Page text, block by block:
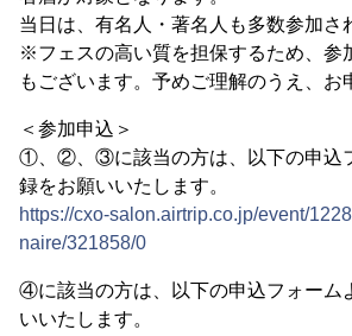
当日は、有名人・著名人も多数参加さ
※フェスの高い質を担保するため、参
もございます。予めご理解のうえ、お
＜参加申込＞
①、②、③に該当の方は、以下の申込
録をお願いいたします。
https://cxo-salon.airtrip.co.jp/event/
naire/321858/0
④に該当の方は、以下の申込フォーム
いいたします。